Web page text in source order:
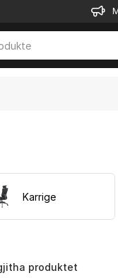
Karrige
produktet